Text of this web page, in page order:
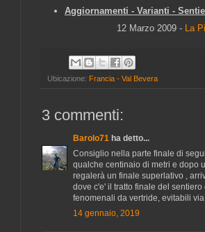
Aggiornamenti - Varianti -
12 Marzo 2009- La
Ubicazione: Francia - Val Bevera
3 commenti:
Barolo71 ha detto...
Consiglio nella parte finale di
qualche centinaio di metri e dopo
regalerà un finale superlativo ,
dove c'e' il tratto finale del
fenomenali da vertride, evitabili
14 gennaio, 2019